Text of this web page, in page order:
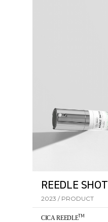
REEDLE SHOT
2023 / PRODUCT
CICA REEDLETM